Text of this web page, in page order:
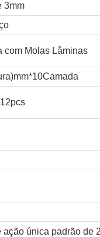
3mm
com Molas Lâminas
ação única padrão de